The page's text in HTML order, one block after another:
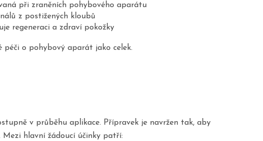
při zraněních pohybového aparátu
z postižených kloubů
regeneraci a zdraví pokožky
péči o pohybový aparát jako celek.
v průběhu aplikace. Přípravek je navržen tak, aby
hlavní žádoucí účinky patří: